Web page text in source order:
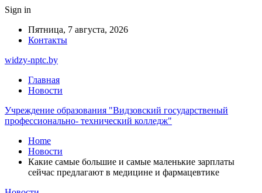
Sign in
Пятница, 7 августа, 2026
Контакты
widzy-nptc.by
Главная
Новости
Учреждение образования "Видзовский государственый
профессионально- технический колледж"
Home
Новости
Какие самые большие и самые маленькие зарплаты
сейчас предлагают в медицине и фармацевтике